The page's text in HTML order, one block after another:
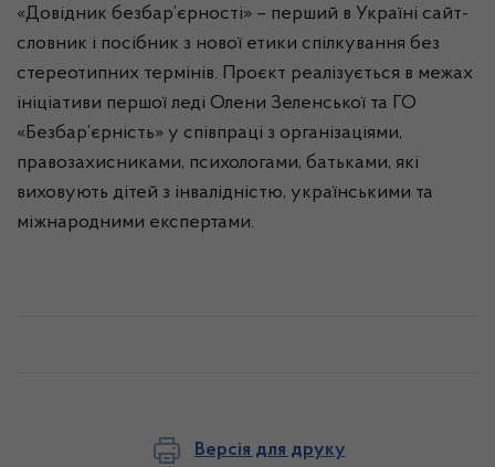
«Довідник безбар’єрності» – перший в Україні сайт-
словник і посібник з нової етики спілкування без
стереотипних термінів. Проєкт реалізується в межах
ініціативи першої леді Олени Зеленської та ГО
«Безбар’єрність» у співпраці з організаціями,
правозахисниками, психологами, батьками, які
виховують дітей з інвалідністю, українськими та
міжнародними експертами.
Версія для друку